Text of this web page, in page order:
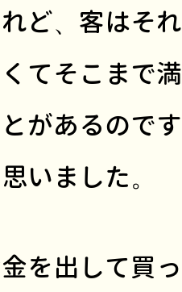
ど、客はそ
てそこまで
があるので
いました。
金を出して買